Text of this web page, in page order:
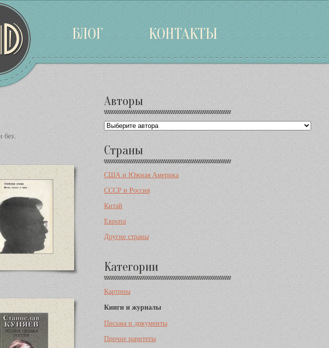
БЛОГ КОНТАКТЫ
без.
Дополнительная
информация
Авторы
Страны
США и Южная Америка
СССР и Россия
Китай
Европа
Другие страны
Категории
Картины
Книги и журналы
Письма и документы
Прочие раритеты